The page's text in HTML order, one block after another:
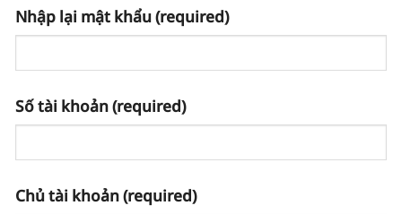
Nhập lại mật khẩu(required)
Số tài khoản(required)
Chủ tài khoản(required)